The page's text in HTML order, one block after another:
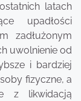
latach
upadłości
zadłużonym
uwolnienie od
i bardziej
fizyczne, a
z likwidacją